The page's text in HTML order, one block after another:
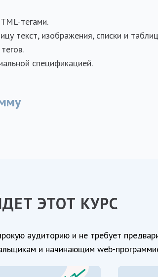
тегами.
текст, изображения, списки и
спецификацией.
ЭТОТ КУРС
аудиторию и не требует
и начинающим web-